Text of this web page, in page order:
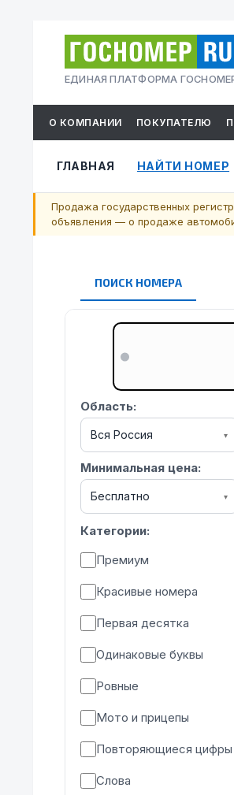
ЕДИНАЯ ПЛАТФОРМА
О КОМПАНИИ ПОКУПАТЕЛЮ
ГЛАВНАЯ НАЙТИ НОМЕР
Продажа государственных
объявления — о продаже
ПОИСК НОМЕРА
Область:
Вся Россия ▾
Минимальная цена:
Бесплатно ▾
Категории:
Премиум
Красивые номера
Первая десятка
Одинаковые буквы
Ровные
Мото и прицепы
Повторяющиеся цифры
Слова